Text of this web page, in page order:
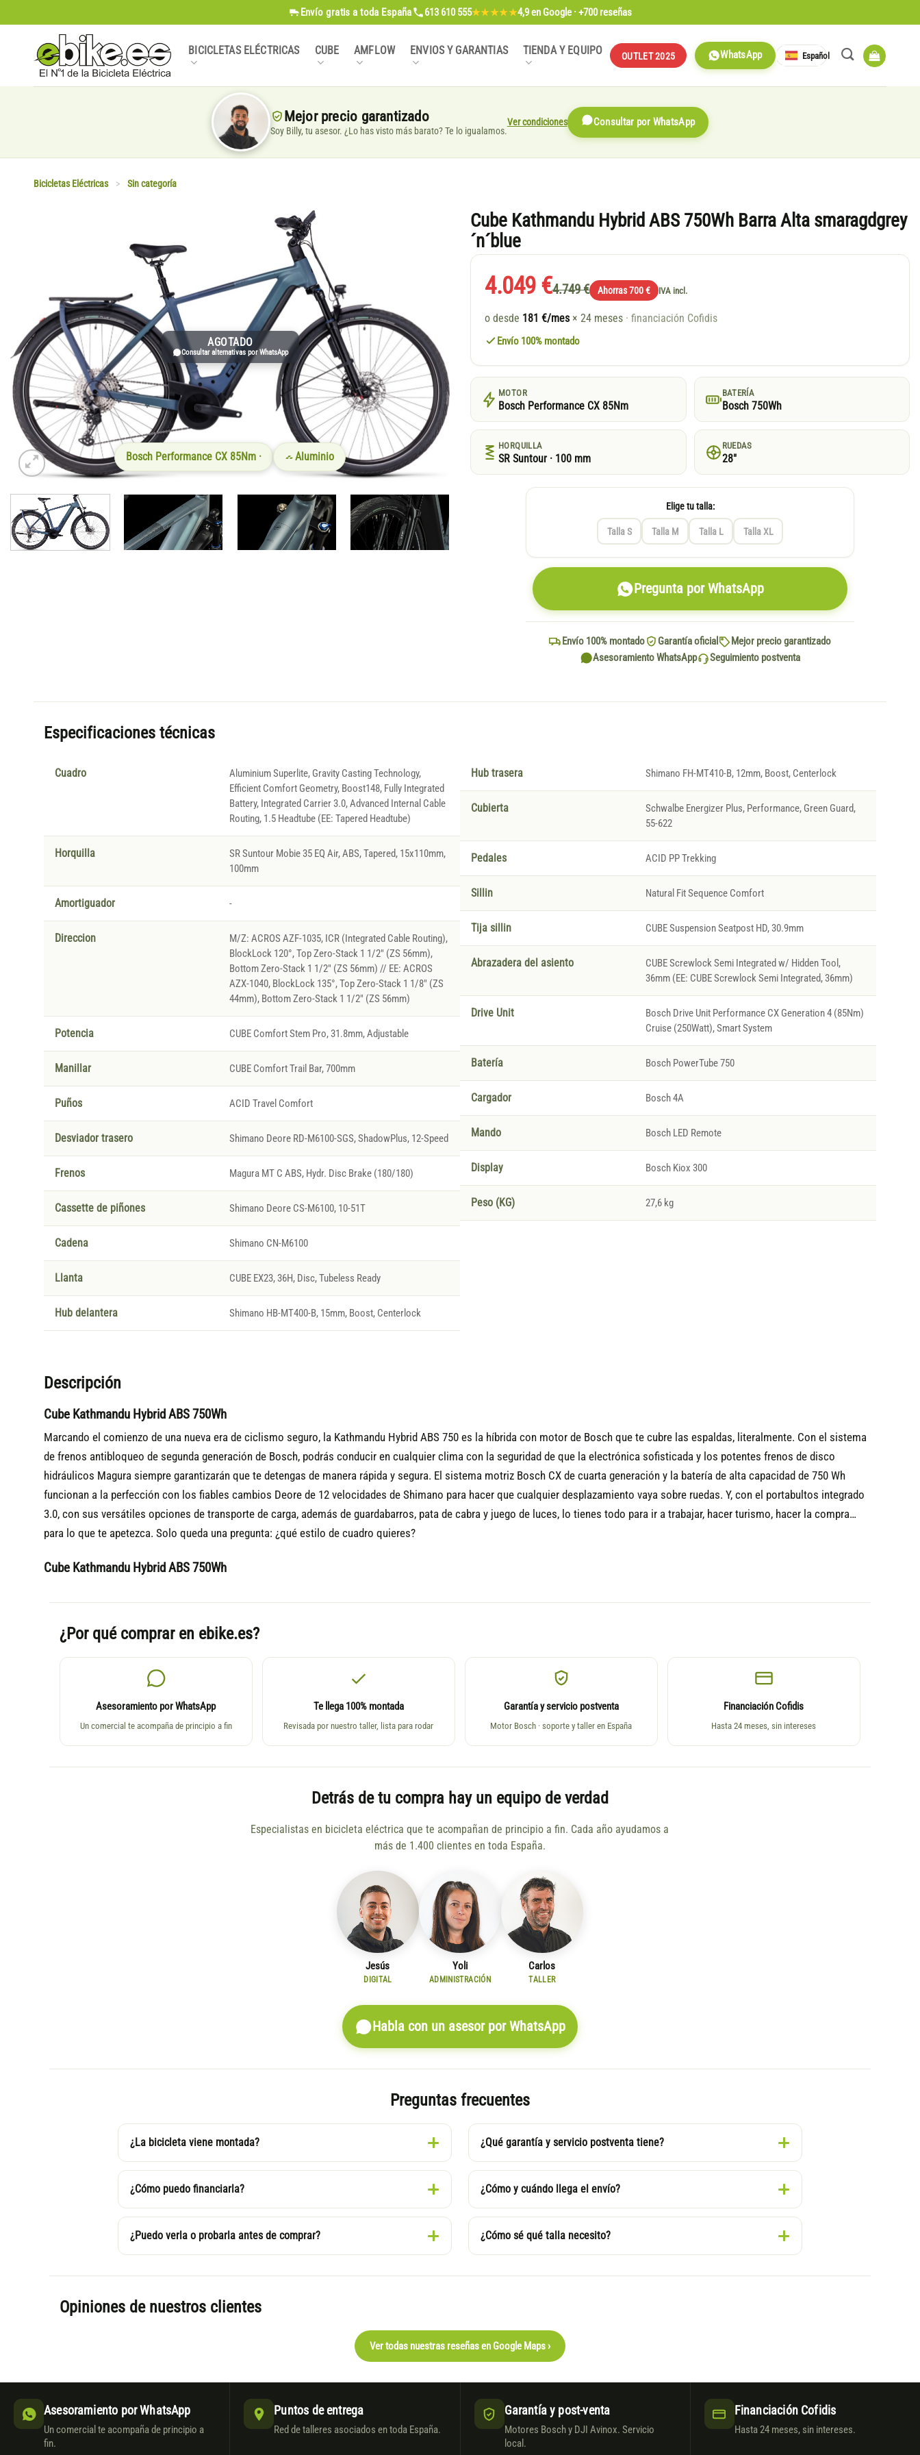
al
contenido
Envío gratis a toda España 613 610 555★★★★★4,9en Google · +700 reseñas
BICICLETAS ELÉCTRICAS CUBE AMFLOW ENVIOS Y GARANTIAS TIENDA Y EQUIPO OUTLET 2025 WhatsApp Español
Mejor precio garantizado
Soy Billy, tu asesor. ¿Lo has visto más barato? Te lo igualamos.
Ver condiciones Consultar por WhatsApp
Bicicletas Eléctricas > Sin categoría
AGOTADO
Consultar alternativas por WhatsApp
Bosch Performance CX 85Nm · Aluminio
Cube Kathmandu Hybrid ABS 750Wh Barra Alta smaragdgrey
´n´blue
4.049 €4.749 € Ahorras 700 € IVA incl.
o desde 181 €/mes × 24 meses · financiación Cofidis
Envío 100% montado
MOTOR
Bosch Performance CX 85Nm
BATERÍA
Bosch 750Wh
HORQUILLA
SR Suntour · 100 mm
RUEDAS
28"
Elige tu talla:
Talla S Talla M Talla L Talla XL
Pregunta por WhatsApp
Envío 100% montado Garantía oficial
Mejor precio garantizado
Asesoramiento WhatsApp
Seguimiento postventa
Especificaciones técnicas
Cuadro
Aluminium Superlite, Gravity Casting Technology,
Efficient Comfort Geometry, Boost148, Fully Integrated
Battery, Integrated Carrier 3.0, Advanced Internal Cable
Routing, 1.5 Headtube (EE: Tapered Headtube)
Horquilla
SR Suntour Mobie 35 EQ Air, ABS, Tapered, 15x110mm,
100mm
Amortiguador -
Direccion
M/Z: ACROS AZF-1035, ICR (Integrated Cable Routing),
BlockLock 120°, Top Zero-Stack 1 1/2" (ZS 56mm),
Bottom Zero-Stack 1 1/2" (ZS 56mm) // EE: ACROS
AZX-1040, BlockLock 135°, Top Zero-Stack 1 1/8" (ZS
44mm), Bottom Zero-Stack 1 1/2" (ZS 56mm)
Potencia CUBE Comfort Stem Pro, 31.8mm, Adjustable
Manillar CUBE Comfort Trail Bar, 700mm
Puños ACID Travel Comfort
Desviador trasero Shimano Deore RD-M6100-SGS, ShadowPlus, 12-Speed
Frenos Magura MT C ABS, Hydr. Disc Brake (180/180)
Cassette de piñones Shimano Deore CS-M6100, 10-51T
Cadena Shimano CN-M6100
Llanta CUBE EX23, 36H, Disc, Tubeless Ready
Hub delantera Shimano HB-MT400-B, 15mm, Boost, Centerlock
Hub trasera Shimano FH-MT410-B, 12mm, Boost, Centerlock
Cubierta
Schwalbe Energizer Plus, Performance, Green Guard,
55-622
Pedales ACID PP Trekking
Sillin Natural Fit Sequence Comfort
Tija sillin CUBE Suspension Seatpost HD, 30.9mm
Abrazadera del asiento
CUBE Screwlock Semi Integrated w/ Hidden Tool,
36mm (EE: CUBE Screwlock Semi Integrated, 36mm)
Drive Unit
Bosch Drive Unit Performance CX Generation 4 (85Nm)
Cruise (250Watt), Smart System
Batería Bosch PowerTube 750
Cargador Bosch 4A
Mando Bosch LED Remote
Display Bosch Kiox 300
Peso (KG) 27,6 kg
Descripción
Cube Kathmandu Hybrid ABS 750Wh
Marcando el comienzo de una nueva era de ciclismo seguro, la Kathmandu Hybrid ABS 750 es la híbrida con motor de Bosch que te cubre las espaldas, literalmente. Con el sistema
de frenos antibloqueo de segunda generación de Bosch, podrás conducir en cualquier clima con la seguridad de que la electrónica sofisticada y los potentes frenos de disco
hidráulicos Magura siempre garantizarán que te detengas de manera rápida y segura. El sistema motriz Bosch CX de cuarta generación y la batería de alta capacidad de 750 Wh
funcionan a la perfección con los fiables cambios Deore de 12 velocidades de Shimano para hacer que cualquier desplazamiento vaya sobre ruedas. Y, con el portabultos integrado
3.0, con sus versátiles opciones de transporte de carga, además de guardabarros, pata de cabra y juego de luces, lo tienes todo para ir a trabajar, hacer turismo, hacer la compra…
para lo que te apetezca. Solo queda una pregunta: ¿qué estilo de cuadro quieres?
Cube Kathmandu Hybrid ABS 750Wh
¿Por qué comprar en ebike.es?
Asesoramiento por WhatsApp
Un comercial te acompaña de principio a fin
Te llega 100% montada
Revisada por nuestro taller, lista para rodar
Garantía y servicio postventa
Motor Bosch · soporte y taller en España
Financiación Cofidis
Hasta 24 meses, sin intereses
Detrás de tu compra hay un equipo de verdad
Especialistas en bicicleta eléctrica que te acompañan de principio a fin. Cada año ayudamos a
más de 1.400 clientes en toda España.
Jesús
DIGITAL
Yoli
ADMINISTRACIÓN
Carlos
TALLER
Habla con un asesor por WhatsApp
Preguntas frecuentes
¿La bicicleta viene montada? ¿Qué garantía y servicio postventa tiene?
¿Cómo puedo financiarla? ¿Cómo y cuándo llega el envío?
¿Puedo verla o probarla antes de comprar? ¿Cómo sé qué talla necesito?
Opiniones de nuestros clientes
Ver todas nuestras reseñas en Google Maps ›
Asesoramiento por WhatsApp
Un comercial te acompaña de principio a
fin.
Puntos de entrega
Red de talleres asociados en toda España.
Garantía y post-venta
Motores Bosch y DJI Avinox. Servicio
local.
Financiación Cofidis
Hasta 24 meses, sin intereses.